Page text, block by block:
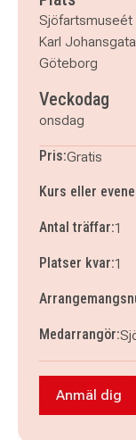
Sjöfartsmuseét
Karl
Göteborg
Veckodag
onsdag
Pris:Gratis
Kurs eller
Antal träffar:1
Platser kvar:1
Medarrangör:
Anmäl
Anmäl dig